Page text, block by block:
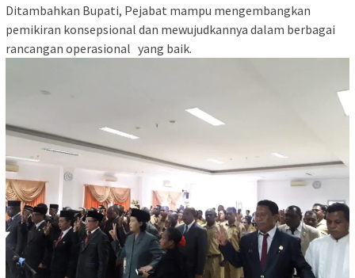
Ditambahkan Bupati, Pejabat mampu mengembangkan
pemikiran konsepsional dan mewujudkannya dalam berbagai
rancangan operasional yang baik.